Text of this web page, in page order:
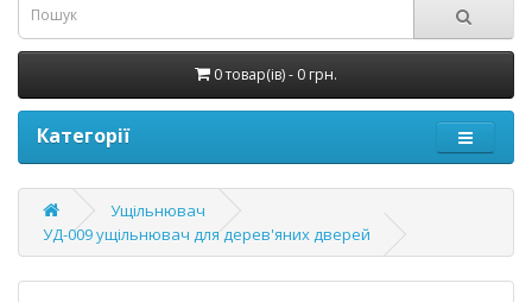
0 товар(ів) - 0 грн.
Категорії
Ущільнювач
УД-009 ущільнювач для дерев'яних дверей